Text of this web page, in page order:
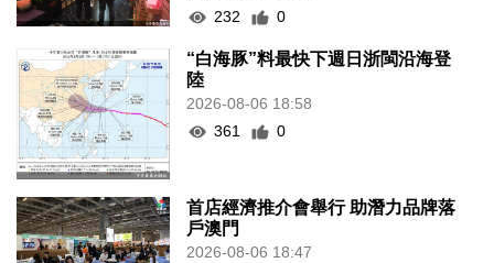
232
0
“白海豚”料最快下週日浙閩沿海登
陸
2026-08-06 18:58
361
0
首店經濟推介會舉行 助潛力品牌落
戶澳門
2026-08-06 18:47